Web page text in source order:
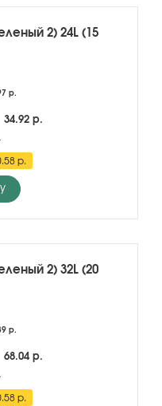
2) 24L (15
р.
34.92 р.
р.
2) 32L (20
р.
68.04 р.
р.